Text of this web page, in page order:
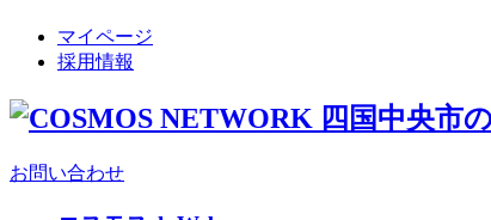
マイページ
採用情報
お問い合わせ